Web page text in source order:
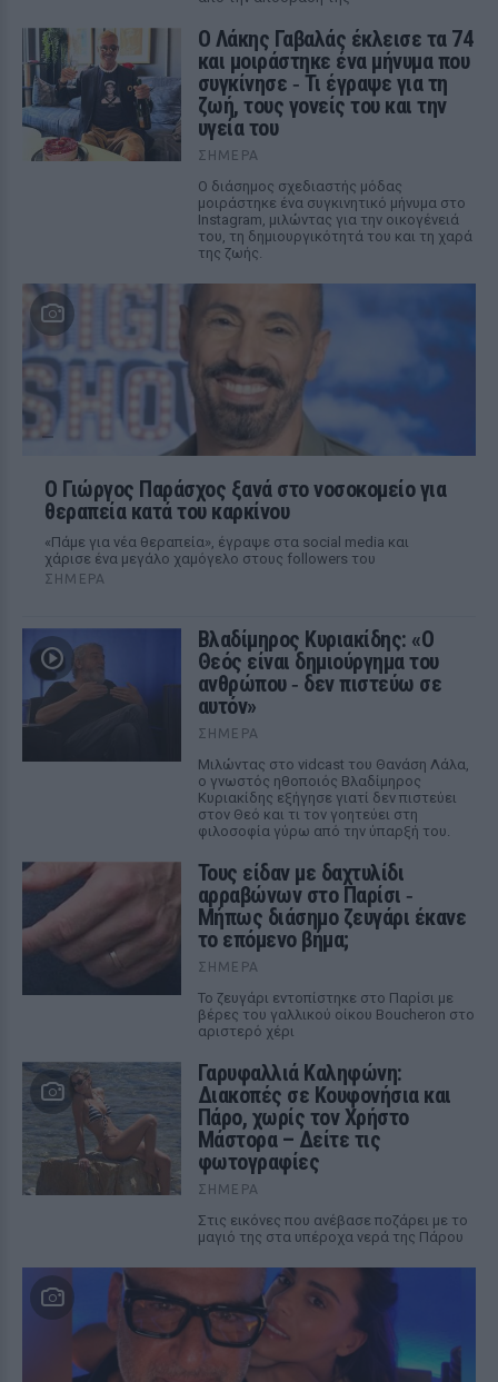
Ο Λάκης Γαβαλάς έκλεισε τα 74
και μοιράστηκε ένα μήνυμα που
συγκίνησε ‑ Τι έγραψε για τη
ζωή, τους γονείς του και την
υγεία του
ΣΉΜΕΡΑ
Ο διάσημος σχεδιαστής μόδας
μοιράστηκε ένα συγκινητικό μήνυμα στο
Instagram, μιλώντας για την οικογένειά
του, τη δημιουργικότητά του και τη χαρά
της ζωής.
O Γιώργος Παράσχος ξανά στο νοσοκομείο για
θεραπεία κατά του καρκίνου
«Πάμε για νέα θεραπεία», έγραψε στα social media και
χάρισε ένα μεγάλο χαμόγελο στους followers του
ΣΉΜΕΡΑ
Βλαδίμηρος Κυριακίδης: «Ο
Θεός είναι δημιούργημα του
ανθρώπου ‑ δεν πιστεύω σε
αυτόν»
ΣΉΜΕΡΑ
Μιλώντας στο vidcast του Θανάση Λάλα,
ο γνωστός ηθοποιός Βλαδίμηρος
Κυριακίδης εξήγησε γιατί δεν πιστεύει
στον Θεό και τι τον γοητεύει στη
φιλοσοφία γύρω από την ύπαρξή του.
Τους είδαν με δαχτυλίδι
αρραβώνων στο Παρίσι ‑
Μήπως διάσημο ζευγάρι έκανε
το επόμενο βήμα;
ΣΉΜΕΡΑ
Το ζευγάρι εντοπίστηκε στο Παρίσι με
βέρες του γαλλικού οίκου Boucheron στο
αριστερό χέρι
Γαρυφαλλιά Καληφώνη:
Διακοπές σε Κουφονήσια και
Πάρο, χωρίς τον Χρήστο
Μάστορα – Δείτε τις
φωτογραφίες
ΣΉΜΕΡΑ
Στις εικόνες που ανέβασε ποζάρει με το
μαγιό της στα υπέροχα νερά της Πάρου